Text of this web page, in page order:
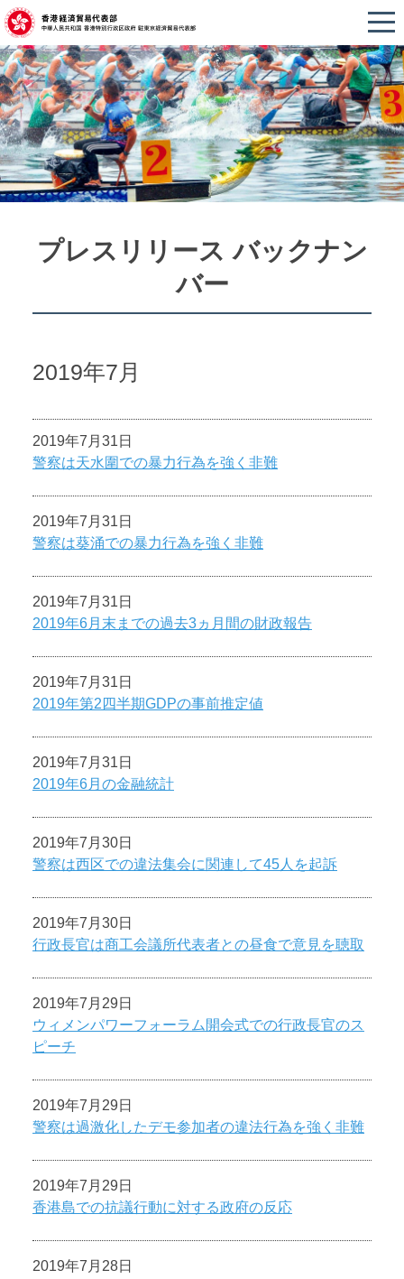
プレスリリース バックナン
バー
2019年7月
2019年7月31日
警察は天水圍での暴力行為を強く非難
2019年7月31日
警察は葵涌での暴力行為を強く非難
2019年7月31日
2019年6月末までの過去3ヵ月間の財政報告
2019年7月31日
2019年第2四半期GDPの事前推定値
2019年7月31日
2019年6月の金融統計
2019年7月30日
警察は西区での違法集会に関連して45人を起訴
2019年7月30日
行政長官は商工会議所代表者との昼食で意見を聴取
2019年7月29日
ウィメンパワーフォーラム開会式での行政長官のス
ピーチ
2019年7月29日
警察は過激化したデモ参加者の違法行為を強く非難
2019年7月29日
香港島での抗議行動に対する政府の反応
2019年7月28日